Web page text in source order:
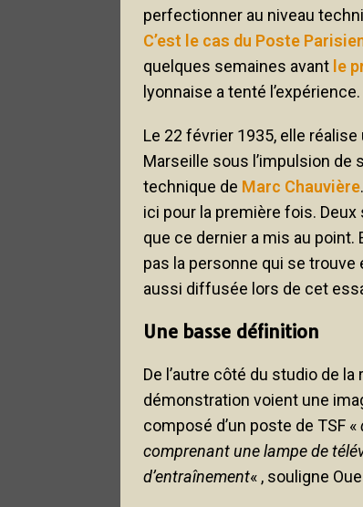
perfectionner au niveau
C’est le cas du Poste
quelques semaines avant le
lyonnaise a tenté l’expérience.
Le 22 février 1935, elle
Marseille sous l’impulsion de
technique de Marc Chauvière
ici pour la première fois.
que ce dernier a mis au point.
pas la personne qui se trouve
aussi diffusée lors de cet
Une basse définition
De l’autre côté du studio de
démonstration voient une
composé d’un poste de TSF «
comprenant une lampe de
d’entraînement« , souligne